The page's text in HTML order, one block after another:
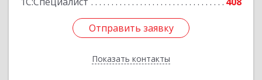
Отправить заявку
Показать контакты
Отправить заявку
Назад